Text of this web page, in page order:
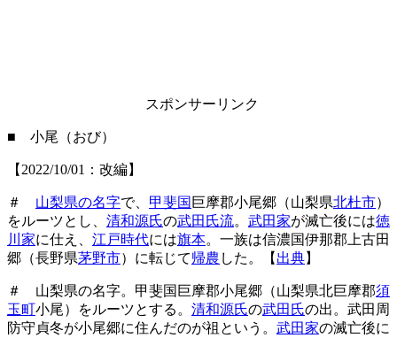
スポンサーリンク
■ 小尾（おび）
【2022/10/01：改編】
＃ 山梨県の名字で、 甲斐国 巨摩郡小尾郷（山梨県北杜市）
をルーツとし、 清和源氏の武田氏流。 武田家が滅亡後には徳
川家に仕え、 江戸時代には旗本。一族は信濃国伊那郡上古田
郷（長野県茅野市）に転じて帰農 した。【 出典】
＃ 山梨県の名字。甲斐国巨摩郡小尾郷（山梨県北巨摩郡須
玉町小尾）をルーツとする。 清和源氏の武田氏の出。武田周
防守貞冬が小尾郷に住んだのが祖という。 武田家の滅亡後に